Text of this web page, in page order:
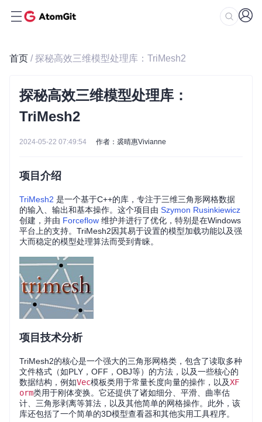
首页 / 探秘高效三维模型处理库：TriMesh2
探秘高效三维模型处理库：
TriMesh2
2024-05-22 07:49:54 作者：裘晴惠Vivianne
项目介绍
TriMesh2 是一个基于C++的库，专注于三维三角形网格数据
的输入、输出和基本操作。这个项目由 Szymon Rusinkiewicz
创建，并由 Forceflow 维护并进行了优化，特别是在Windows
平台上的支持。TriMesh2因其易于设置的模型加载功能以及强
大而稳定的模型处理算法而受到青睐。
项目技术分析
TriMesh2的核心是一个强大的三角形网格类，包含了读取多种
文件格式（如PLY，OFF，OBJ等）的方法，以及一些核心的
数据结构，例如Vec模板类用于常量长度向量的操作，以及XF
orm类用于刚体变换。它还提供了诸如细分、平滑、曲率估
计、三角形剥离等算法，以及其他简单的网格操作。此外，该
库还包括了一个简单的3D模型查看器和其他实用工具程序。